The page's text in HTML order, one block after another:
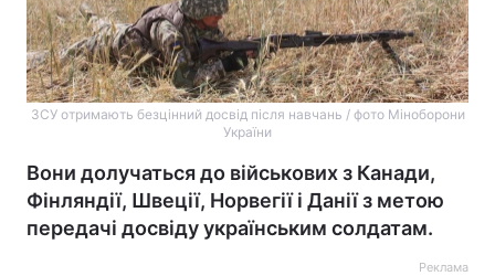
ЗСУ отримають безцінний досвід після навчань / фото Міноборони
України
Вони долучаться до військових з Канади,
Фінляндії, Швеції, Норвегії і Данії з метою
передачі досвіду українським солдатам.
Реклама